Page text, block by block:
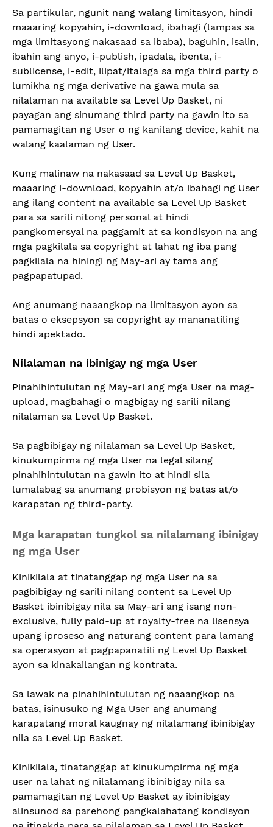
Sa partikular, ngunit nang walang limitasyon, hindi
maaaring kopyahin, i-download, ibahagi (lampas sa
mga limitasyong nakasaad sa ibaba), baguhin, isalin,
ibahin ang anyo, i-publish, ipadala, ibenta, i-
sublicense, i-edit, ilipat/italaga sa mga third party o
lumikha ng mga derivative na gawa mula sa
nilalaman na available sa Level Up Basket, ni
payagan ang sinumang third party na gawin ito sa
pamamagitan ng User o ng kanilang device, kahit na
walang kaalaman ng User.
Kung malinaw na nakasaad sa Level Up Basket,
maaaring i-download, kopyahin at/o ibahagi ng User
ang ilang content na available sa Level Up Basket
para sa sarili nitong personal at hindi
pangkomersyal na paggamit at sa kondisyon na ang
mga pagkilala sa copyright at lahat ng iba pang
pagkilala na hiningi ng May-ari ay tama ang
pagpapatupad.
Ang anumang naaangkop na limitasyon ayon sa
batas o eksepsyon sa copyright ay mananatiling
hindi apektado.
Nilalaman na ibinigay ng mga User
Pinahihintulutan ng May-ari ang mga User na mag-
upload, magbahagi o magbigay ng sarili nilang
nilalaman sa Level Up Basket.
Sa pagbibigay ng nilalaman sa Level Up Basket,
kinukumpirma ng mga User na legal silang
pinahihintulutan na gawin ito at hindi sila
lumalabag sa anumang probisyon ng batas at/o
karapatan ng third-party.
Mga karapatan tungkol sa nilalamang ibinigay
ng mga User
Kinikilala at tinatanggap ng mga User na sa
pagbibigay ng sarili nilang content sa Level Up
Basket ibinibigay nila sa May-ari ang isang non-
exclusive, fully paid-up at royalty-free na lisensya
upang iproseso ang naturang content para lamang
sa operasyon at pagpapanatili ng Level Up Basket
ayon sa kinakailangan ng kontrata.
Sa lawak na pinahihintulutan ng naaangkop na
batas, isinusuko ng Mga User ang anumang
karapatang moral kaugnay ng nilalamang ibinibigay
nila sa Level Up Basket.
Kinikilala, tinatanggap at kinukumpirma ng mga
user na lahat ng nilalamang ibinibigay nila sa
pamamagitan ng Level Up Basket ay ibinibigay
alinsunod sa parehong pangkalahatang kondisyon